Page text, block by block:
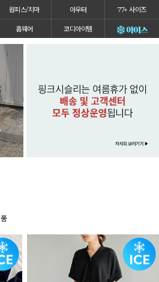
원피스/치마 아우터 77+ 사이즈
홈웨어 코디아이템